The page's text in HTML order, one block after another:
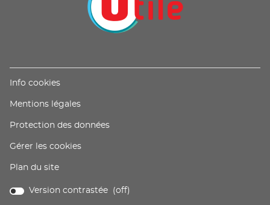
Info cookies(ouvre
une
fenêtre)
Mentions légales(ouvre
une
fenêtre)
Protection des données(ouvre
Gérer les cookies
Plan du site
Version contrastée (off)